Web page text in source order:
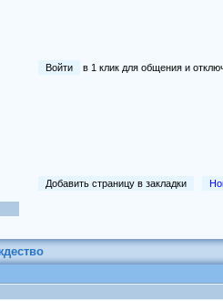
Войти в 1 клик для общения и
Добавить страницу в закладки